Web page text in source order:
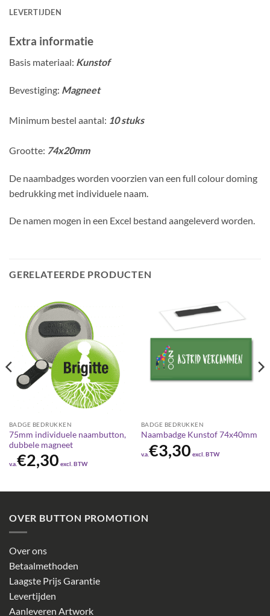
LEVERTIJDEN
Extra informatie
Basis materiaal: Kunstof
Bevestiging: Magneet
Minimum bestel aantal: 10 stuks
Grootte: 74x20mm
De naambadges worden voorzien van een full colour doming
bedrukking met individuele naam.
De namen mogen in een Excel bestand aangeleverd worden.
GERELATEERDE PRODUCTEN
BADGE BEDRUKKEN
75mm individuele naambutton,
dubbele magneet
v.a.€2,30 excl. BTW
BADGE BEDRUKKEN
Naambadge Kunstof 74x40mm
v.a.€3,30 excl. BTW
OVER BUTTON PROMOTION
Over ons
Betaalmethoden
Laagste Prijs Garantie
Levertijden
Aanleveren Artwork